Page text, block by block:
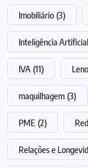
Imobiliário (3)
Inteligência Artificial
IVA (11)
maquilhagem (3)
PME (2)
Relações e